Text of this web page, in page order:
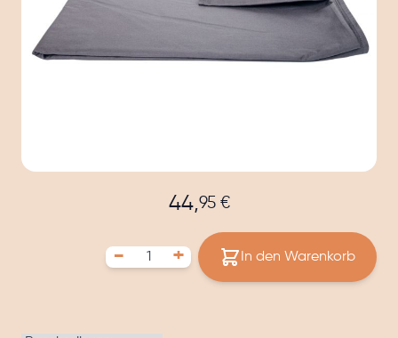
Der Baumwollbezug ist leicht abnehmbar und
waschbar. Mit 10 Schlaufen an der Innenseite zur
Befestigung an der Gewichtsdecke. Die Simply Cosy
44,95 €
- + In den Warenkorb